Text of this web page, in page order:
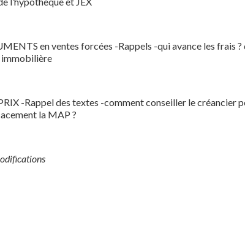
en ventes forcées -Rappels -qui avance les frais ?
immobilière
-Rappel des textes -comment conseiller le créancier
la MAP ?